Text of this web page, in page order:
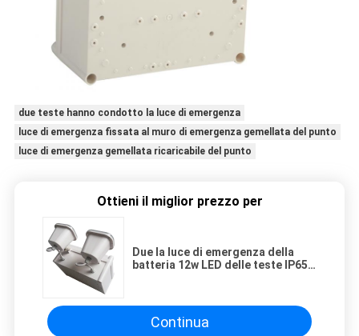
due teste hanno condotto la luce di emergenza
luce di emergenza fissata al muro di emergenza gemellata del punto
luce di emergenza gemellata ricaricabile del punto
Ottieni il miglior prezzo per
Due la luce di emergenza della
batteria 12w LED delle teste IP65
Continua